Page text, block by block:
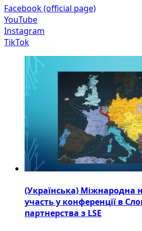
Facebook (official page)
YouTube
Instagram
TikTok
(Українська) Міжнародна
участь у конференції в
партнерства з LSE